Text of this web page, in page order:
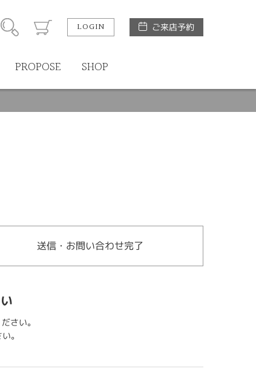
LOGIN ご来店予約
PROPOSE SHOP
送信・お問い合わせ完了
さい。
。